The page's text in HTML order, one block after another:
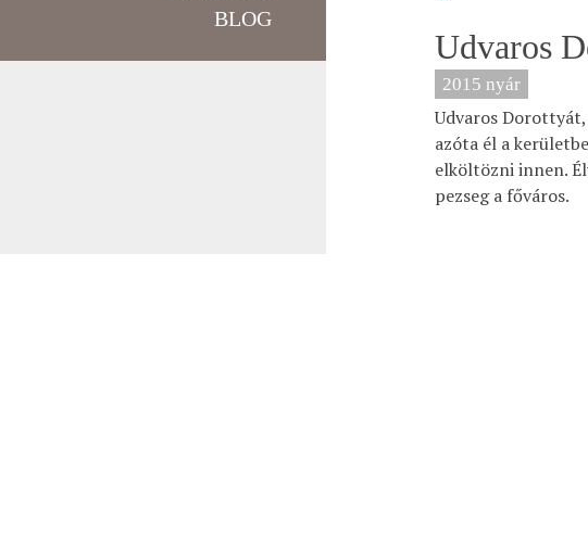
BLOG
Udvaros
2015 nyár
Udvaros
azóta él a
elköltözni innen.
pezseg a főváros.